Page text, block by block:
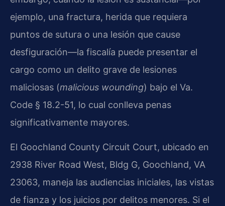
ejemplo, una fractura, herida que requiera
puntos de sutura o una lesión que cause
desfiguración—la fiscalía puede presentar el
cargo como un delito grave de lesiones
maliciosas (malicious wounding) bajo el Va.
Code § 18.2-51, lo cual conlleva penas
significativamente mayores.
El Goochland County Circuit Court, ubicado en
2938 River Road West, Bldg G, Goochland, VA
23063, maneja las audiencias iniciales, las vistas
de fianza y los juicios por delitos menores. Si el